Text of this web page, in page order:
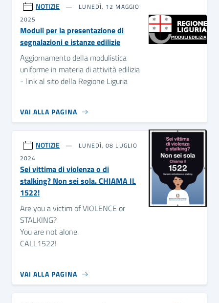
NOTIZIE
LUNEDÌ, 12 MAGGIO
2025
Moduli per la presentazione di
segnalazioni e istanze edilizie
Aggiornamento della modulistica
uniforme in materia di attività edilizia
- link al sito della Regione Liguria
VAI ALLA PAGINA
NOTIZIE
LUNEDÌ, 08 LUGLIO
2024
Sei vittima di violenza o di
stalking? Non sei sola. CHIAMA IL
1522!
Are you a victim of VIOLENCE or
STALKING?
You are not alone.
CALL1522!
VAI ALLA PAGINA